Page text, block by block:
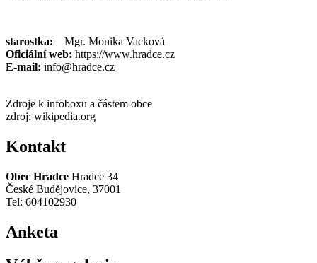
starostka: Mgr. Monika Vacková
Oficiální web: https://www.hradce.cz
E-mail: info@hradce.cz
Zdroje k infoboxu a částem obce
zdroj: wikipedia.org
Kontakt
Obec Hradce Hradce 34
České Budějovice, 37001
Tel: 604102930
Anketa